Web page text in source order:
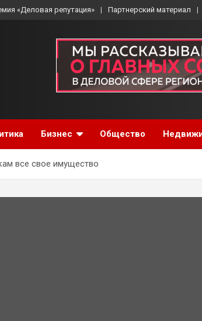
«Деловая репутация» Партнерский материал
Бизнес Общество
все свое имущество